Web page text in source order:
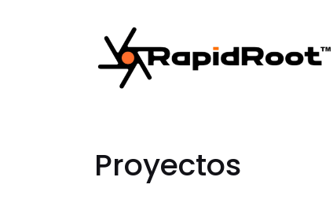
Proyectos